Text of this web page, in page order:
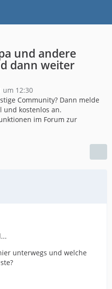
und andere
dann weiter
um 12:30
Community? Dann melde
und kostenlos an.
im Forum zur
unterwegs und welche